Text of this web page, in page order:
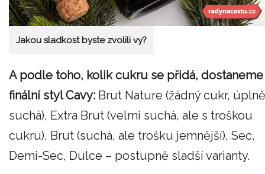
Jakou sladkost byste zvolili vy?
A podle toho, kolik cukru se přidá, dostaneme
finální styl Cavy: Brut Nature (žádný cukr, úplně
suchá), Extra Brut (velmi suchá, ale s troškou
cukru), Brut (suchá, ale trošku jemnější), Sec,
Demi-Sec, Dulce – postupně sladší varianty.